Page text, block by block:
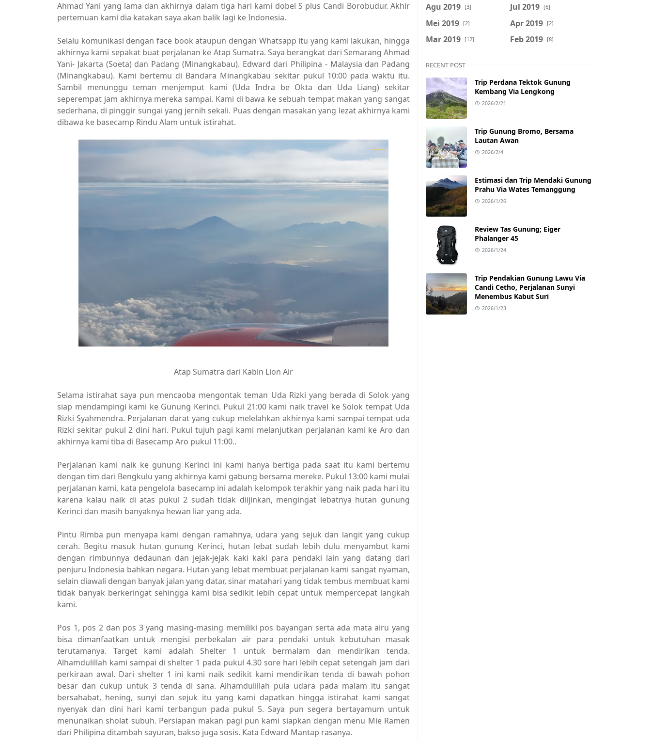
Ahmad Yani yang lama dan akhirnya dalam tiga hari kami dobel S plus Candi Borobudur. Akhir
pertemuan kami dia katakan saya akan balik lagi ke Indonesia.
Selalu komunikasi dengan face book ataupun dengan Whatsapp itu yang kami lakukan, hingga
akhirnya kami sepakat buat perjalanan ke Atap Sumatra. Saya berangkat dari Semarang Ahmad
Yani- Jakarta (Soeta) dan Padang (Minangkabau). Edward dari Philipina - Malaysia dan Padang
(Minangkabau). Kami bertemu di Bandara Minangkabau sekitar pukul 10:00 pada waktu itu.
Sambil menunggu teman menjemput kami (Uda Indra be Okta dan Uda Liang) sekitar
seperempat jam akhirnya mereka sampai. Kami di bawa ke sebuah tempat makan yang sangat
sederhana, di pinggir sungai yang jernih sekali. Puas dengan masakan yang lezat akhirnya kami
dibawa ke basecamp Rindu Alam untuk istirahat.
Atap Sumatra dari Kabin Lion Air
Selama istirahat saya pun mencaoba mengontak teman Uda Rizki yang berada di Solok yang
siap mendampingi kami ke Gunung Kerinci. Pukul 21:00 kami naik travel ke Solok tempat Uda
Rizki Syahmendra. Perjalanan darat yang cukup melelahkan akhirnya kami sampai tempat uda
Rizki sekitar pukul 2 dini hari. Pukul tujuh pagi kami melanjutkan perjalanan kami ke Aro dan
akhirnya kami tiba di Basecamp Aro pukul 11:00..
Perjalanan kami naik ke gunung Kerinci ini kami hanya bertiga pada saat itu kami bertemu
dengan tim dari Bengkulu yang akhirnya kami gabung bersama mereke. Pukul 13:00 kami mulai
perjalanan kami, kata pengelola basecamp ini adalah kelompok terakhir yang naik pada hari itu
karena kalau naik di atas pukul 2 sudah tidak diijinkan, mengingat lebatnya hutan gunung
Kerinci dan masih banyaknya hewan liar yang ada.
Pintu Rimba pun menyapa kami dengan ramahnya, udara yang sejuk dan langit yang cukup
cerah. Begitu masuk hutan gunung Kerinci, hutan lebat sudah lebih dulu menyambut kami
dengan rimbunnya dedaunan dan jejak-jejak kaki kaki para pendaki lain yang datang dari
penjuru Indonesia bahkan negara. Hutan yang lebat membuat perjalanan kami sangat nyaman,
selain diawali dengan banyak jalan yang datar, sinar matahari yang tidak tembus membuat kami
tidak banyak berkeringat sehingga kami bisa sedikit lebih cepat untuk mempercepat langkah
kami.
Pos 1, pos 2 dan pos 3 yang masing-masing memiliki pos bayangan serta ada mata airu yang
bisa dimanfaatkan untuk mengisi perbekalan air para pendaki untuk kebutuhan masak
terutamanya. Target kami adalah Shelter 1 untuk bermalam dan mendirikan tenda.
Alhamdulillah kami sampai di shelter 1 pada pukul 4.30 sore hari lebih cepat setengah jam dari
perkiraan awal. Dari shelter 1 ini kami naik sedikit kami mendirikan tenda di bawah pohon
besar dan cukup untuk 3 tenda di sana. Alhamdulillah pula udara pada malam itu sangat
bersahabat, hening, sunyi dan sejuk itu yang kami dapatkan hingga istirahat kami sangat
nyenyak dan dini hari kami terbangun pada pukul 5. Saya pun segera bertayamum untuk
menunaikan sholat subuh. Persiapan makan pagi pun kami siapkan dengan menu Mie Ramen
dari Philipina ditambah sayuran, bakso juga sosis. Kata Edward Mantap rasanya.
Agu 2019 [3] Jul 2019 [6]
Mei 2019 [2] Apr 2019 [2]
Mar 2019 [12] Feb 2019 [8]
RECENT POST
Trip Perdana Tektok Gunung
Kembang Via Lengkong
2026/2/21
Trip Gunung Bromo, Bersama
Lautan Awan
2026/2/4
Estimasi dan Trip Mendaki Gunung
Prahu Via Wates Temanggung
2026/1/26
Review Tas Gunung; Eiger
Phalanger 45
2026/1/24
Trip Pendakian Gunung Lawu Via
Candi Cetho, Perjalanan Sunyi
Menembus Kabut Suri
2026/1/23